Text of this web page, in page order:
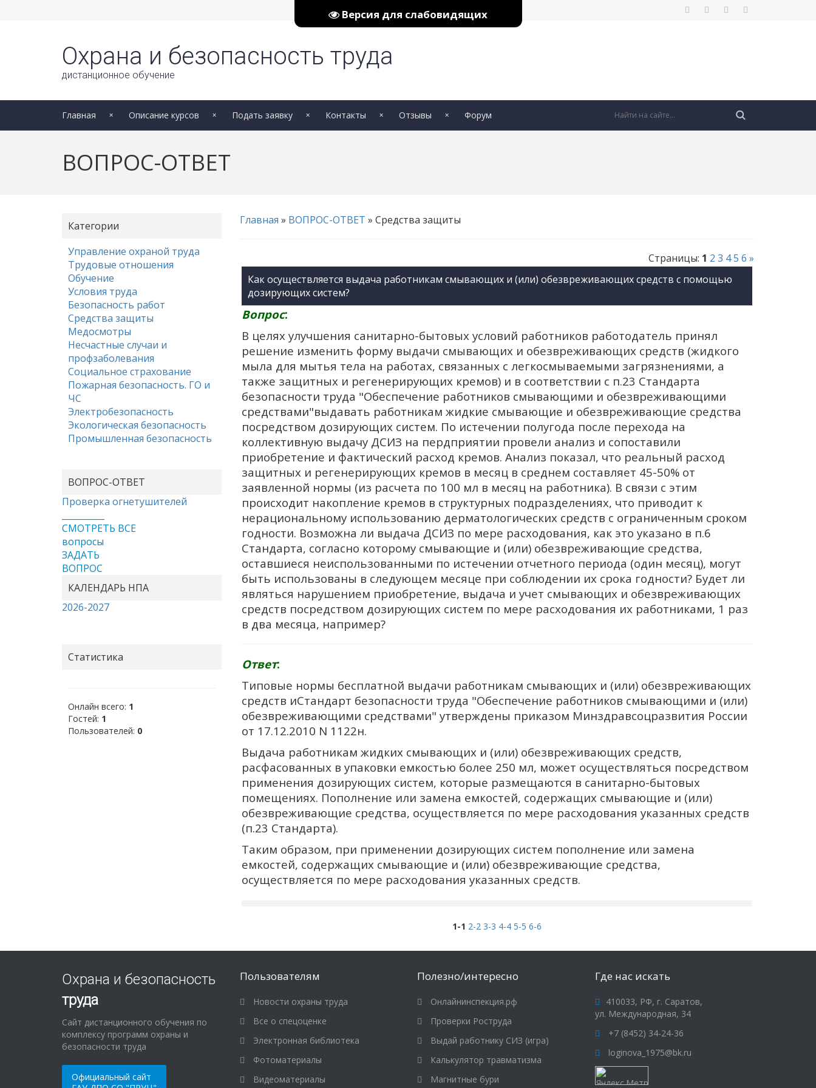
Версия для слабовидящих
Охрана и безопасность труда
дистанционное обучение
Главная Описание курсов Подать заявку Контакты Отзывы Форум
ВОПРОС-ОТВЕТ
Категории
Управление охраной труда
Трудовые отношения
Обучение
Условия труда
Безопасность работ
Средства защиты
Медосмотры
Несчастные случаи и
профзаболевания
Социальное страхование
Пожарная безопасность. ГО и
ЧС
Электробезопасность
Экологическая безопасность
Промышленная безопасность
ВОПРОС-ОТВЕТ
Проверка огнетушителей
СМОТРЕТЬ ВСЕ
вопросы
ЗАДАТЬ
ВОПРОС
КАЛЕНДАРЬ НПА
2026-2027
Статистика
Онлайн всего: 1
Гостей: 1
Пользователей: 0
Главная » ВОПРОС-ОТВЕТ » Средства защиты
Страницы: 1 2 3 4 5 6 »
Как осуществляется выдача работникам смывающих и (или) обезвреживающих средств с помощью
дозирующих систем?
Вопрос:
В целях улучшения санитарно-бытовых условий работников работодатель принял
решение изменить форму выдачи смывающих и обезвреживающих средств (жидкого
мыла для мытья тела на работах, связанных с легкосмываемыми загрязнениями, а
также защитных и регенерирующих кремов) и в соответствии с п.23 Стандарта
безопасности труда "Обеспечение работников смывающими и обезвреживающими
средствами"выдавать работникам жидкие смывающие и обезвреживающие средства
посредством дозирующих систем. По истечении полугода после перехода на
коллективную выдачу ДСИЗ на пердприятии провели анализ и сопоставили
приобретение и фактический расход кремов. Анализ показал, что реальный расход
защитных и регенерирующих кремов в месяц в среднем составляет 45-50% от
заявленной нормы (из расчета по 100 мл в месяц на работника). В связи с этим
происходит накопление кремов в структурных подразделениях, что приводит к
нерациональному использованию дерматологических средств с ограниченным сроком
годности. Возможна ли выдача ДСИЗ по мере расходования, как это указано в п.6
Стандарта, согласно которому смывающие и (или) обезвреживающие средства,
оставшиеся неиспользованными по истечении отчетного периода (один месяц), могут
быть использованы в следующем месяце при соблюдении их срока годности? Будет ли
являться нарушением приобретение, выдача и учет смывающих и обезвреживающих
средств посредством дозирующих систем по мере расходования их работниками, 1 раз
в два месяца, например?
Ответ:
Типовые нормы бесплатной выдачи работникам смывающих и (или) обезвреживающих
средств иСтандарт безопасности труда "Обеспечение работников смывающими и (или)
обезвреживающими средствами" утверждены приказом Минздравсоцразвития России
от 17.12.2010 N 1122н.
Выдача работникам жидких смывающих и (или) обезвреживающих средств,
расфасованных в упаковки емкостью более 250 мл, может осуществляться посредством
применения дозирующих систем, которые размещаются в санитарно-бытовых
помещениях. Пополнение или замена емкостей, содержащих смывающие и (или)
обезвреживающие средства, осуществляется по мере расходования указанных средств
(п.23 Стандарта).
Таким образом, при применении дозирующих систем пополнение или замена
емкостей, содержащих смывающие и (или) обезвреживающие средства,
осуществляется по мере расходования указанных средств.
1-1 2-2 3-3 4-4 5-5 6-6
Охрана и безопасность
труда
Сайт дистанционного обучения по
комплексу программ охраны и
безопасности труда
Официальный сайт
Пользователям
Новости охраны труда
Все о спецоценке
Электронная библиотека
Фотоматериалы
Видеоматериалы
Полезно/интересно
Онлайнинспекция.рф
Проверки Роструда
Выдай работнику СИЗ (игра)
Калькулятор травматизма
Магнитные бури
Где нас искать
410033, РФ, г. Саратов,
ул. Международная, 34
+7 (8452) 34-24-36
loginova_1975@bk.ru